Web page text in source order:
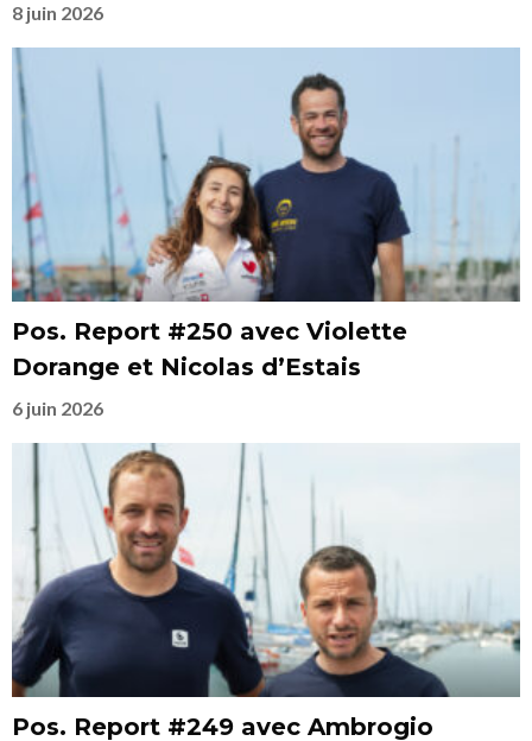
8 juin 2026
Pos. Report #250 avec Violette
Dorange et Nicolas d’Estais
6 juin 2026
Pos. Report #249 avec Ambrogio